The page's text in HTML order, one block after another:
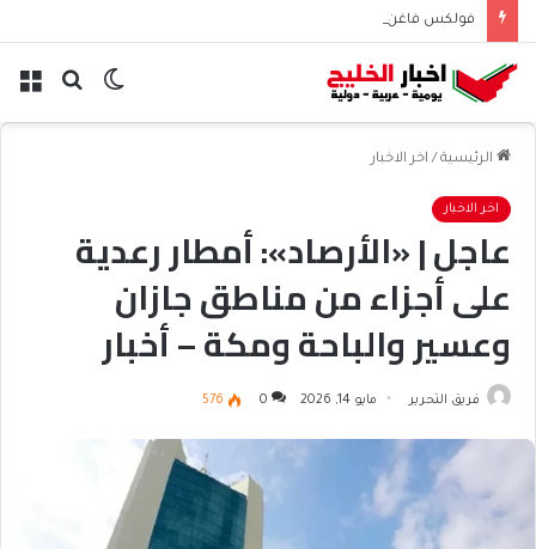
فولكس فاغن تلمح إلى تسريح 50 ألف موظف عالميًا
بحث الوضع
الرئيسية / اخر الاخبار
اخر الاخبار
عاجل | «الأرصاد»: أمطار رعدية
على أجزاء من مناطق جازان
وعسير والباحة ومكة – أخبار
السعودية
فريق التحرير مايو 14, 2026 0
576